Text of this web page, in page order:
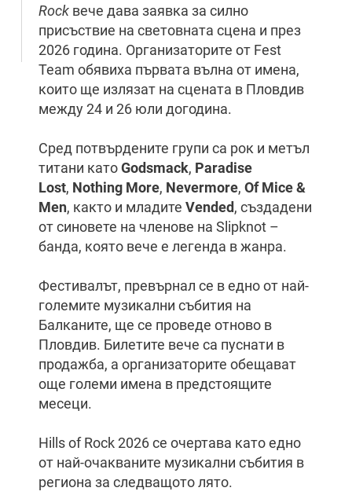
Rock вече дава заявка за силно
присъствие на световната сцена и през
2026 година. Организаторите от Fest
Team обявиха първата вълна от имена,
които ще излязат на сцената в Пловдив
между 24 и 26 юли догодина.
Сред потвърдените групи са рок и метъл
титани катоGodsmack, Paradise
Lost, Nothing More, Nevermore, Of Mice &
Men, както и младите Vended, създадени
от синовете на членове на Slipknot –
банда, която вече е легенда в жанра.
Фестивалът, превърнал се в едно от най-
големите музикални събития на
Балканите, ще се проведе отново в
Пловдив. Билетите вече са пуснати в
продажба, а организаторите обещават
още големи имена в предстоящите
месеци.
Hills of Rock 2026 се очертава като едно
от най-очакваните музикални събития в
региона за следващото лято.